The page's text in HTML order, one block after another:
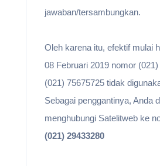
jawaban/tersambungkan.
Oleh karena itu, efektif mulai
08 Februari 2019 nomor
(021) 75675725 tidak
Sebagai penggantinya, Anda
menghubungi Satelitweb ke
(021) 29433280